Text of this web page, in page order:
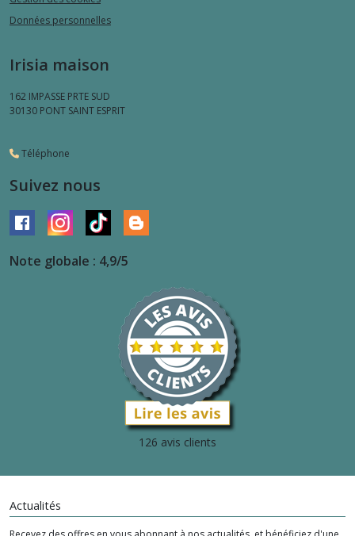
Données personnelles
Irisia maison
162 IMPASSE PRTE SUD
30130 PONT SAINT ESPRIT
Téléphone
Suivez nous
Note globale : 4,9/5
126 avis clients
Actualités